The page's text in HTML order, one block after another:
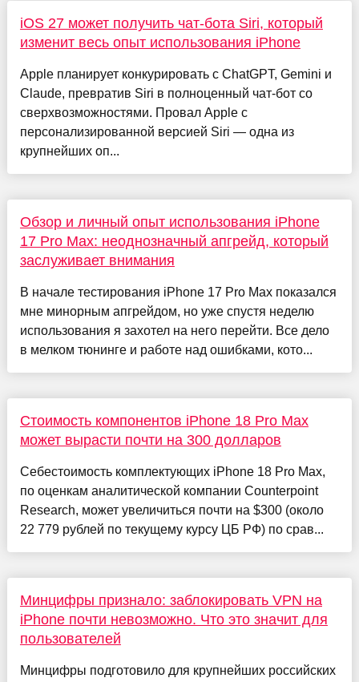
iOS 27 может получить чат-бота Siri, который
изменит весь опыт использования iPhone
Apple планирует конкурировать с ChatGPT, Gemini и
Claude, превратив Siri в полноценный чат-бот со
сверхвозможностями. Провал Apple с
персонализированной версией Siri — одна из
крупнейших оп...
Обзор и личный опыт использования iPhone
17 Pro Max: неоднозначный апгрейд, который
заслуживает внимания
В начале тестирования iPhone 17 Pro Max показался
мне минорным апгрейдом, но уже спустя неделю
использования я захотел на него перейти. Все дело
в мелком тюнинге и работе над ошибками, кото...
Стоимость компонентов iPhone 18 Pro Max
может вырасти почти на 300 долларов
Себестоимость комплектующих iPhone 18 Pro Max,
по оценкам аналитической компании Counterpoint
Research, может увеличиться почти на $300 (около
22 779 рублей по текущему курсу ЦБ РФ) по срав...
Минцифры признало: заблокировать VPN на
iPhone почти невозможно. Что это значит для
пользователей
Минцифры подготовило для крупнейших российских